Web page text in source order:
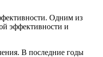
Одним из
эффективности и
В последние годы